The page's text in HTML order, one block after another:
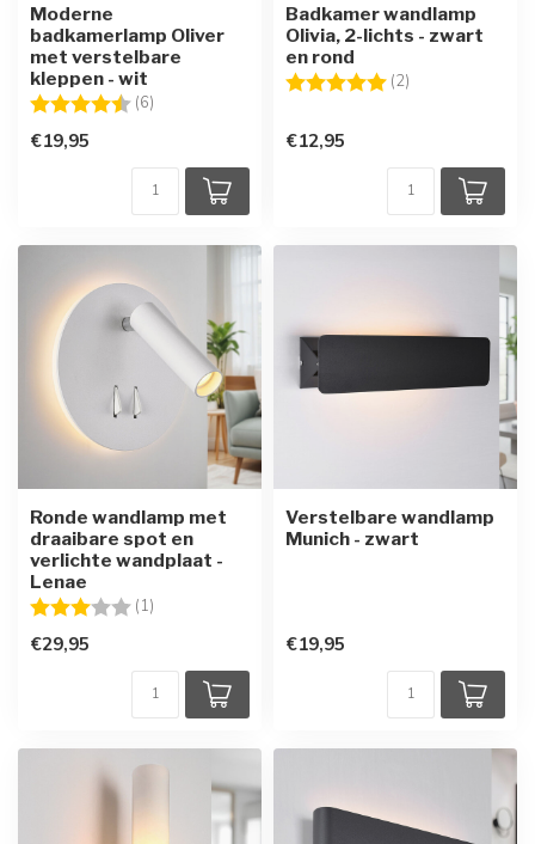
Moderne
badkamerlamp Oliver
met verstelbare
kleppen - wit
Beoordeling: (6)
€19,95
Badkamer wandlamp
Olivia, 2-lichts - zwart
en rond
Beoordeling: (2)
€12,95
Ronde wandlamp met
draaibare spot en
verlichte wandplaat -
Lenae
Beoordeling: (1)
€29,95
Verstelbare wandlamp
Munich - zwart
€19,95